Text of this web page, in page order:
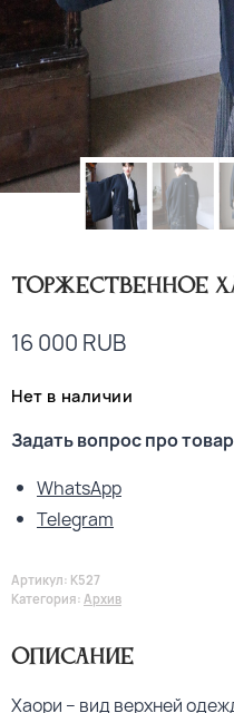
Торжественное
16 000 RUB
Нет в наличии
Задать вопрос про
WhatsApp
Telegram
Артикул: K527
Категория: Архив
Описание
Хаори – вид верхней